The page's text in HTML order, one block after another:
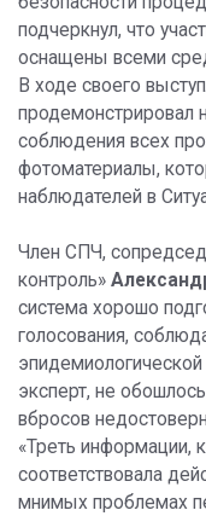
подчеркнул, что
оснащены всеми
В ходе своего
продемонстрировал
соблюдения всех
фотоматериалы,
наблюдателей в
Член СПЧ,
контроль»
система хорошо
голосования,
эксперт, не
вбросов
«Треть информации,
соответствовала
мнимых проблемах